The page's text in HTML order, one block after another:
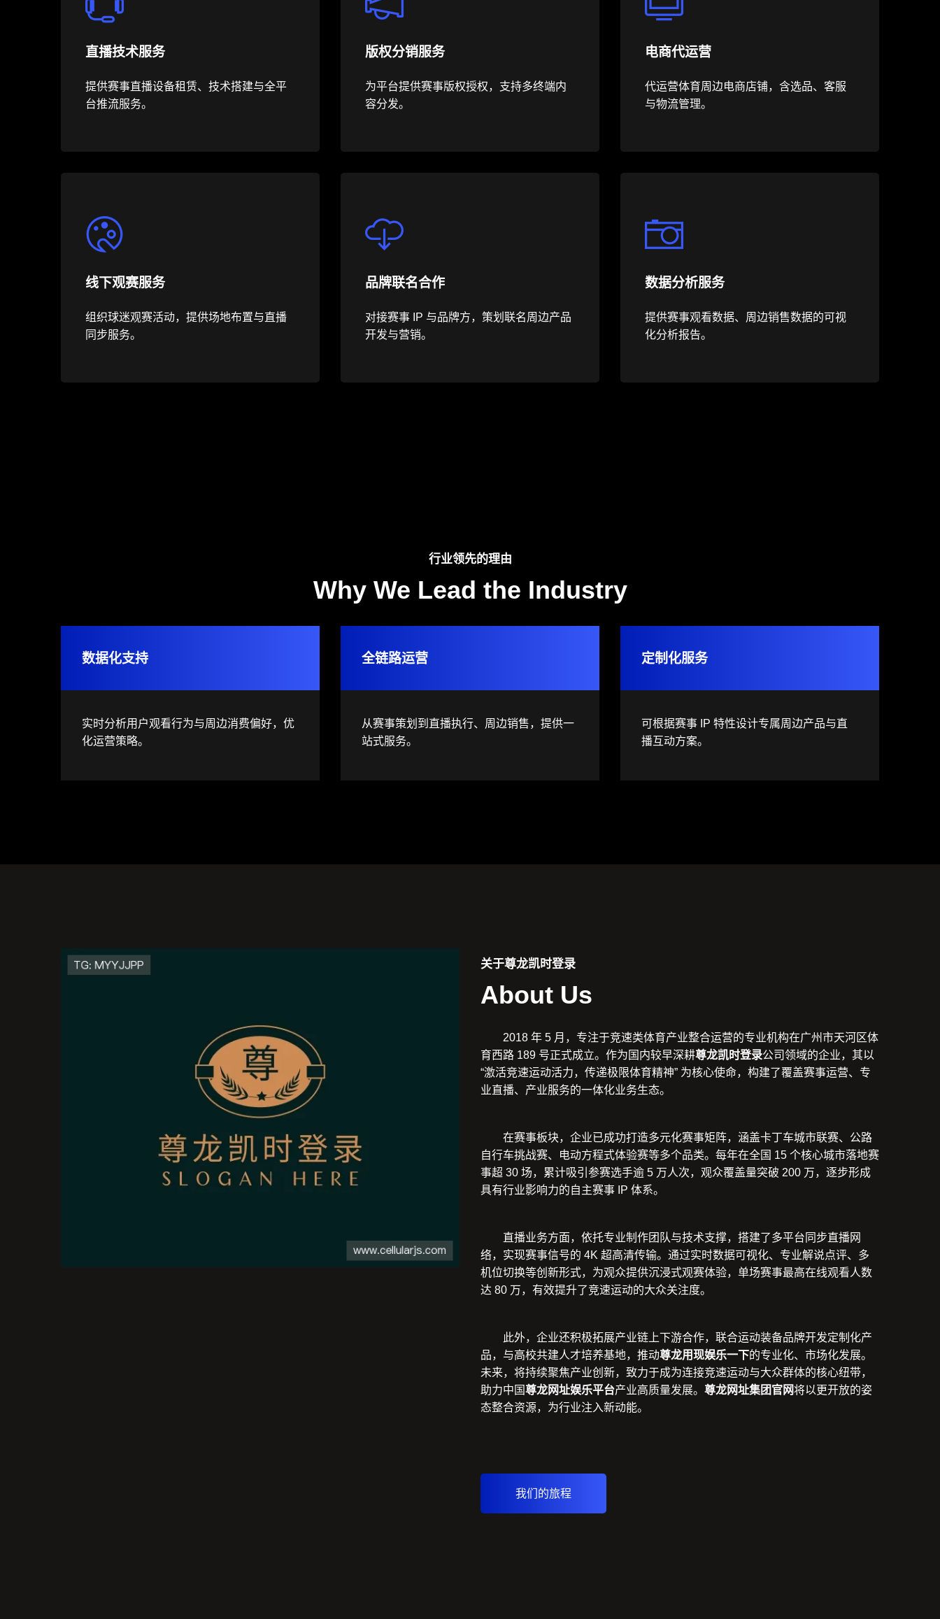
直播技术服务
提供赛事直播设备租赁、技术搭建与全平
台推流服务。
版权分销服务
为平台提供赛事版权授权，支持多终端内
容分发。
电商代运营
代运营体育周边电商店铺，含选品、客服
与物流管理。
线下观赛服务
组织球迷观赛活动，提供场地布置与直播
同步服务。
品牌联名合作
对接赛事 IP 与品牌方，策划联名周边产品
开发与营销。
数据分析服务
提供赛事观看数据、周边销售数据的可视
化分析报告。
行业领先的理由
Why We Lead the Industry
数据化支持
实时分析用户观看行为与周边消费偏好，优
化运营策略。
全链路运营
从赛事策划到直播执行、周边销售，提供一
站式服务。
定制化服务
可根据赛事 IP 特性设计专属周边产品与直
播互动方案。
关于尊龙凯时登录
About Us
2018 年 5 月，专注于竞速类体育产业整合运营的专业机构在广州市天河区体
育西路 189 号正式成立。作为国内较早深耕尊龙凯时登录公司领域的企业，其以
“激活竞速运动活力，传递极限体育精神” 为核心使命，构建了覆盖赛事运营、专
业直播、产业服务的一体化业务生态。
在赛事板块，企业已成功打造多元化赛事矩阵，涵盖卡丁车城市联赛、公路
自行车挑战赛、电动方程式体验赛等多个品类。每年在全国 15 个核心城市落地赛
事超 30 场，累计吸引参赛选手逾 5 万人次，观众覆盖量突破 200 万，逐步形成
具有行业影响力的自主赛事 IP 体系。
直播业务方面，依托专业制作团队与技术支撑，搭建了多平台同步直播网
络，实现赛事信号的 4K 超高清传输。通过实时数据可视化、专业解说点评、多
机位切换等创新形式，为观众提供沉浸式观赛体验，单场赛事最高在线观看人数
达 80 万，有效提升了竞速运动的大众关注度。
此外，企业还积极拓展产业链上下游合作，联合运动装备品牌开发定制化产
品，与高校共建人才培养基地，推动尊龙用现娱乐一下的专业化、市场化发展。
未来，将持续聚焦产业创新，致力于成为连接竞速运动与大众群体的核心纽带，
助力中国尊龙网址娱乐平台产业高质量发展。 尊龙网址集团官网将以更开放的姿
态整合资源，为行业注入新动能。
我们的旅程